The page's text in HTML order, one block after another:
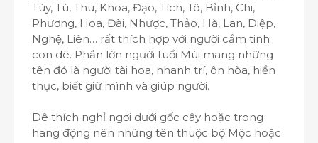
Túy, Tú, Thu, Khoa, Đạo, Tích, Tô, Bỉnh, Chi,
Phương, Hoa, Đài, Nhược, Thảo, Hà, Lan, Diệp,
Nghệ, Liên… rất thích hợp với người cầm tinh
con dê. Phần lớn người tuổi Mùi mang những
tên đó là người tài hoa, nhanh trí, ôn hòa, hiền
thục, biết giữ mình và giúp người.
Dê thích nghỉ ngơi dưới gốc cây hoặc trong
hang động nên những tên thuộc bộ Mộc hoặc